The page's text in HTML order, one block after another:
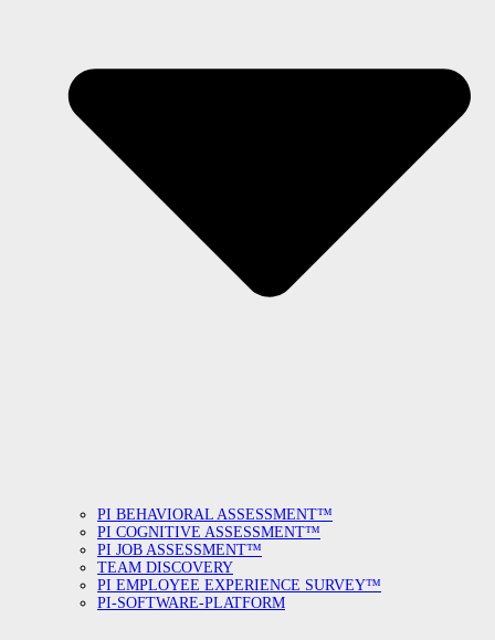
PI BEHAVIORAL ASSESSMENT™
PI COGNITIVE ASSESSMENT™
PI JOB ASSESSMENT™
TEAM DISCOVERY
PI EMPLOYEE EXPERIENCE SURVEY™
PI-SOFTWARE-PLATFORM